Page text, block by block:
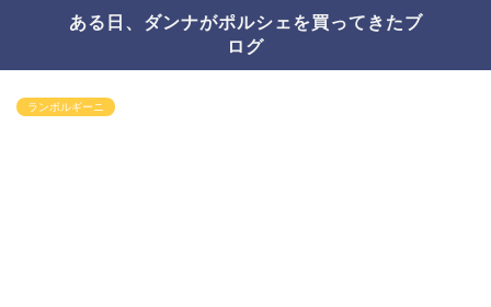
ある日、ダンナがポルシェを買ってきたブ
ログ
ランボルギーニ